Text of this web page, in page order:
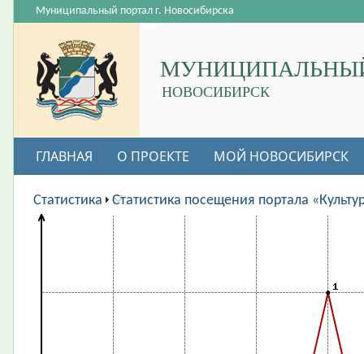
НОВОСИБИРСК
Муниципальный портал г. Новосибирска
ГЛАВНАЯ О ПРОЕКТЕ МОЙ НОВОСИБИРСК
ВАКАНСИИ
Статистика Статистика посещения портала